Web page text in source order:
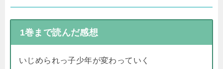
1巻まで読んだ感想
いじめられっ子少年が変わっていく